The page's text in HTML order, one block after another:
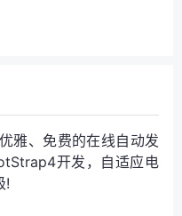
雅、免费的在线自动发
开发，自适应电
!